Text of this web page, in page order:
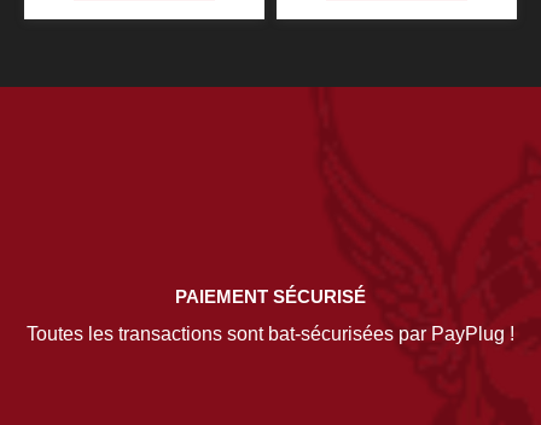
PAIEMENT SÉCURISÉ
Toutes les transactions sont bat-sécurisées par PayPlug !